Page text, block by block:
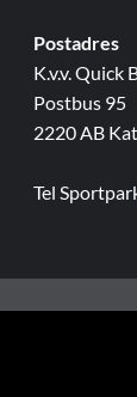
Postadres
K.v.v. Quick
Postbus 95
2220 AB
Tel